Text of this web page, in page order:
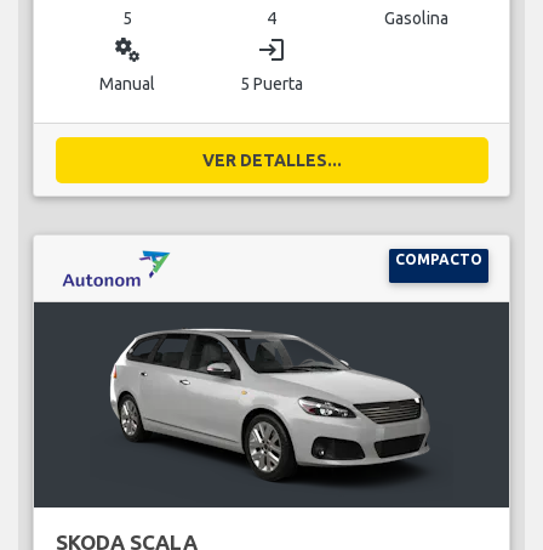
5 4 Gasolina
miscellaneous_services
Manual
login
5 Puerta
VER DETALLES...
COMPACTO
SKODA SCALA